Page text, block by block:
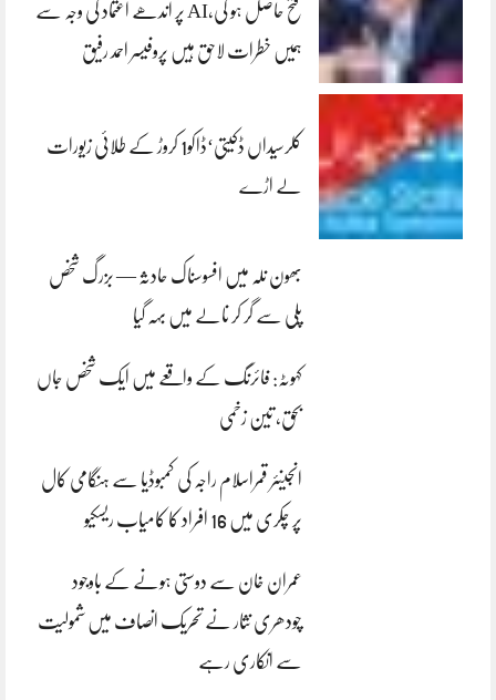
فتح حاصل ہو گی،AI پر اندھے اعتماد کی وجہ سے
ہمیں خطرات لاحق ہیں پروفیسر احمد رفیق
کلرسیداں ڈکیتی‘ڈاکو1 کروڑ کے طلائی زیورات
لے اڑے
بھون نلہ میں افسوسناک حادثہ — بزرگ شخص
پلی سے گر کر نالے میں بہہ گیا
کہوٹہ: فائرنگ کے واقعے میں ایک شخص جاں
بحق، تین زخمی
انجینئر قمراسلام راجہ کی کمبوڈیا سے ہنگامی کال
پر چکری میں 16 افراد کا کامیاب ریسکیو
عمران خان سے دوستی ہونے کے باوجود
چودھری نثار نے تحریک انصاف میں شمولیت
سے انکاری رہے